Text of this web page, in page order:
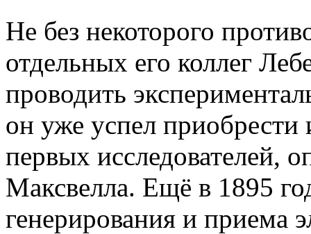
Не без некоторого
отдельных его коллег
проводить
он уже успел приобрести
первых исследователей,
Максвелла. Ещё в 1895
генерирования и приема